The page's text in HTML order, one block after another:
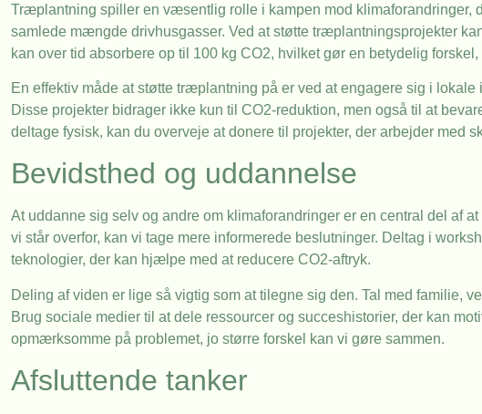
Træplantning spiller en væsentlig rolle i kampen mod
samlede mængde drivhusgasser. Ved at støtte træplantningsprojekter
kan over tid absorbere op til 100 kg CO2, hvilket gør en betydelig
En effektiv måde at støtte træplantning på er ved at engagere sig i
Disse projekter bidrager ikke kun til CO2-reduktion, men også til at
deltage fysisk, kan du overveje at donere til projekter, der arbejder med
Bevidsthed og uddannelse
At uddanne sig selv og andre om klimaforandringer er en central del af
vi står overfor, kan vi tage mere informerede beslutninger. Deltag i
teknologier, der kan hjælpe med at reducere CO2-aftryk.
Deling af viden er lige så vigtig som at tilegne sig den. Tal med familie,
Brug sociale medier til at dele ressourcer og succeshistorier, der kan
opmærksomme på problemet, jo større forskel kan vi gøre sammen.
Afsluttende tanker